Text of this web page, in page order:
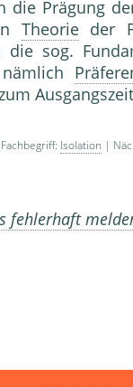
die Prägung
Theorieder
die sog.
Isolation |
fehlerhaft